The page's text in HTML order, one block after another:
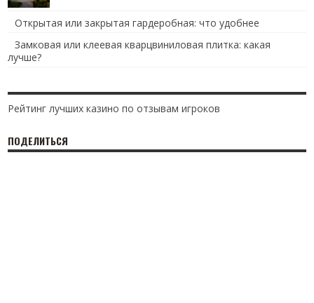
Открытая или закрытая гардеробная: что удобнее
Замковая или клеевая кварцвиниловая плитка: какая
лучше?
Рейтинг лучших казино по отзывам игроков
ПОДЕЛИТЬСЯ